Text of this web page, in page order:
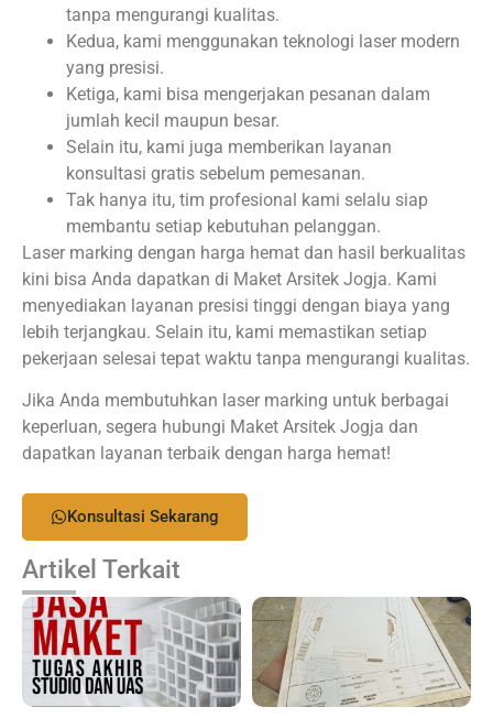
tanpa mengurangi kualitas.
Kedua, kami menggunakan teknologi laser modern
yang presisi.
Ketiga, kami bisa mengerjakan pesanan dalam
jumlah kecil maupun besar.
Selain itu, kami juga memberikan layanan
konsultasi gratis sebelum pemesanan.
Tak hanya itu, tim profesional kami selalu siap
membantu setiap kebutuhan pelanggan.
Laser marking dengan harga hemat dan hasil berkualitas
kini bisa Anda dapatkan di Maket Arsitek Jogja. Kami
menyediakan layanan presisi tinggi dengan biaya yang
lebih terjangkau. Selain itu, kami memastikan setiap
pekerjaan selesai tepat waktu tanpa mengurangi kualitas.
Jika Anda membutuhkan laser marking untuk berbagai
keperluan, segera hubungi Maket Arsitek Jogja dan
dapatkan layanan terbaik dengan harga hemat!
Konsultasi Sekarang
Artikel Terkait